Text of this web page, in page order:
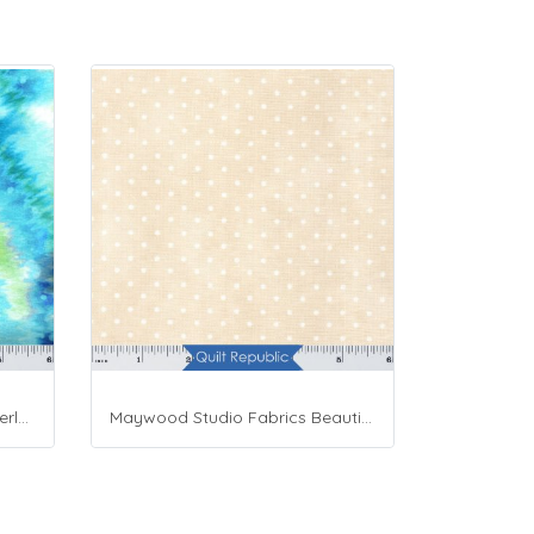
Moda Fabrics Whimsy Wonderland Shakedown Street Spiral Breeze Maywood Studio Fabrics Beautiful Basics Cream